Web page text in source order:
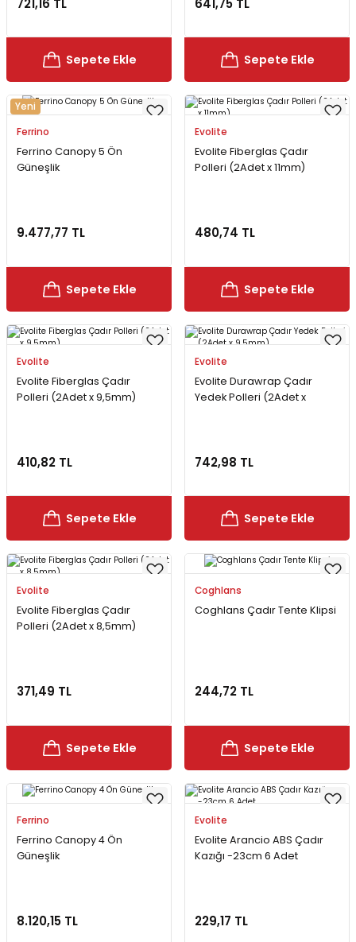
Yağmurluk ve Pançolar
Tabletler
Su Torbaları
721,16 TL
Sepete Ekle
641,75 TL
Sepete Ekle
Yeni
Ferrino
Ferrino Canopy 5 Ön
Güneşlik
9.477,77 TL
Sepete Ekle
Evolite
Evolite Fiberglas Çadır
Polleri (2Adet x 11mm)
480,74 TL
Sepete Ekle
Evolite
Evolite Fiberglas Çadır
Polleri (2Adet x 9,5mm)
410,82 TL
Sepete Ekle
Evolite
Evolite Durawrap Çadır
Yedek Polleri (2Adet x
742,98 TL
Sepete Ekle
Evolite
Evolite Fiberglas Çadır
Polleri (2Adet x 8,5mm)
371,49 TL
Sepete Ekle
Coghlans
Coghlans Çadır Tente Klipsi
244,72 TL
Sepete Ekle
Ferrino
Ferrino Canopy 4 Ön
Güneşlik
8.120,15 TL
Evolite
Evolite Arancio ABS Çadır
Kazığı -23cm 6 Adet
229,17 TL